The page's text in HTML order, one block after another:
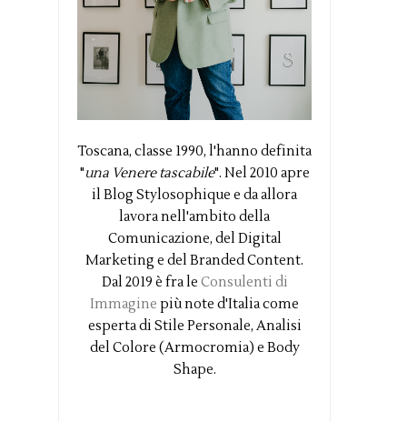
Toscana, classe 1990, l'hanno definita
"una Venere tascabile". Nel 2010 apre
il Blog Stylosophique e da allora
lavora nell'ambito della
Comunicazione, del Digital
Marketing e del Branded Content.
Dal 2019 è fra le Consulenti di
Immagine più note d'Italia come
esperta di Stile Personale, Analisi
del Colore (Armocromia) e Body
Shape.